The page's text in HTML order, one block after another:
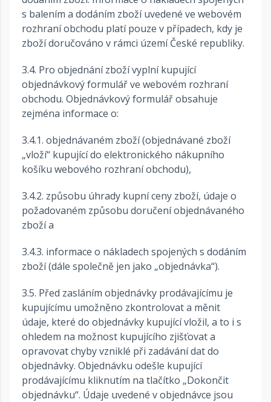
s balením a dodáním zboží uvedené ve webovém
rozhraní obchodu platí pouze v případech, kdy je
zboží doručováno v rámci území České republiky.
3.4. Pro objednání zboží vyplní kupující
objednávkový formulář ve webovém rozhraní
obchodu. Objednávkový formulář obsahuje
zejména informace o:
3.4.1. objednávaném zboží (objednávané zboží
„vloží“ kupující do elektronického nákupního
košíku webového rozhraní obchodu),
3.4.2. způsobu úhrady kupní ceny zboží, údaje o
požadovaném způsobu doručení objednávaného
zboží a
3.4.3. informace o nákladech spojených s dodáním
zboží (dále společně jen jako „objednávka“).
3.5. Před zasláním objednávky prodávajícímu je
kupujícímu umožněno zkontrolovat a měnit
údaje, které do objednávky kupující vložil, a to i s
ohledem na možnost kupujícího zjišťovat a
opravovat chyby vzniklé při zadávání dat do
objednávky. Objednávku odešle kupující
prodávajícímu kliknutím na tlačítko „Dokončit
objednávku“. Údaje uvedené v objednávce jsou